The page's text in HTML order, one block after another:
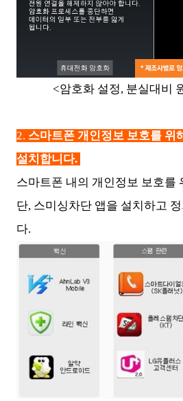
<암호화 설정, 분실대비
2. 스마트폰 개인정보 보호를 위
설치합니다.
스마트폰 내의 개인정보 보호를
단, 스미싱차단 앱을 설치하고
다.